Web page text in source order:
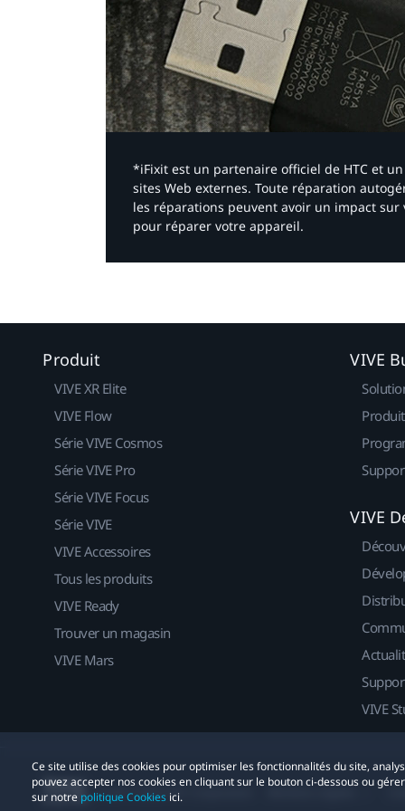
*iFixit est un partenaire officiel de HTC et
sites Web externes. Toute réparation
les réparations peuvent avoir un impact
pour réparer votre appareil.​
Ce site utilise des cookies pour optimiser les fonctionnalités du site,
pouvez accepter nos cookies en cliquant sur le bouton ci-dessous ou
sur notre politique Cookies ici.
Produit
VIVE XR Elite
VIVE Flow
Série VIVE Cosmos
Série VIVE Pro
Série VIVE Focus
Série VIVE
VIVE Accessoires
Tous les produits
VIVE Ready
Trouver un magasin
VIVE Mars
VIVE
VIVE
VIVE
© 2011-2026 HTC Corporation